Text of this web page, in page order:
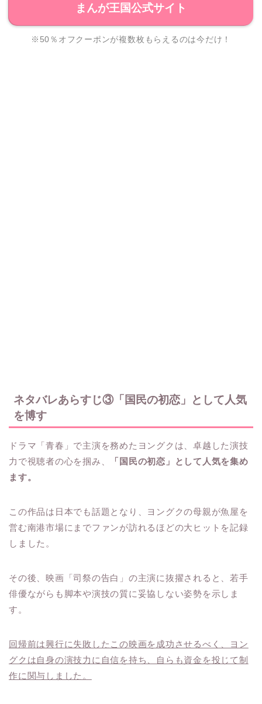
まんが王国公式サイト
※50％オフクーポンが複数枚もらえるのは今だけ！
ネタバレあらすじ③「国民の初恋」として人気
を博す
ドラマ「青春」で主演を務めたヨングクは、卓越した演技
力で視聴者の心を掴み、
「国民の初恋」として人気を集め
ます。
この作品は日本でも話題となり、ヨングクの母親が魚屋を
営む南港市場にまでファンが訪れるほどの大ヒットを記録
しました。
その後、映画「司祭の告白」の主演に抜擢されると、若手
俳優ながらも脚本や演技の質に妥協しない姿勢を示しま
す。
回帰前は興行に失敗したこの映画を成功させるべく、ヨン
グクは自身の演技力に自信を持ち、自らも資金を投じて制
作に関与しました。